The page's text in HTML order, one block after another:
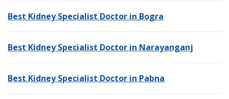
Best Kidney Specialist Doctor in Bogra
Best Kidney Specialist Doctor in Narayanganj
Best Kidney Specialist Doctor in Pabna